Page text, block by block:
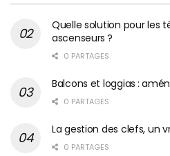
Quelle solution pour les
ascenseurs ?
0 PARTAGES
Balcons et loggias :
0 PARTAGES
La gestion des clefs, un
0 PARTAGES